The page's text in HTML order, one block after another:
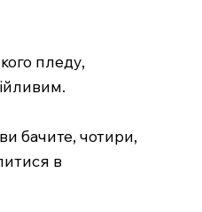
пледу,
бачите, чотири,
в